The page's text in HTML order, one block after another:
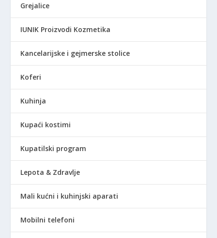
D
.
Grejalice
IUNIK Proizvodi Kozmetika
Kancelarijske i gejmerske stolice
Koferi
Kuhinja
Kupaći kostimi
Kupatilski program
Lepota & Zdravlje
Mali kućni i kuhinjski aparati
Mobilni telefoni